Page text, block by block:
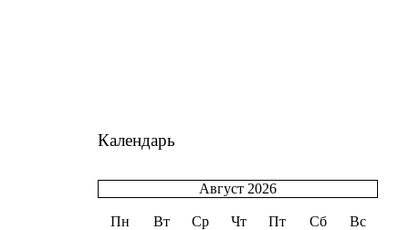
Календарь
Август 2026
Пн Вт Ср Чт Пт Сб
Вс